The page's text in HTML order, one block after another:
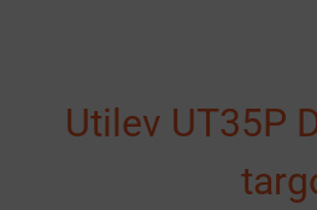
Utilev UT35P